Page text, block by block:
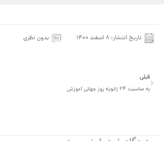
تاریخ انتشار: ۸ اسفند ۱۴۰۰ بدون نظری
قبلی
قبلی
به مناسبت ۲۴ ژانویه روز جهانی آموزش